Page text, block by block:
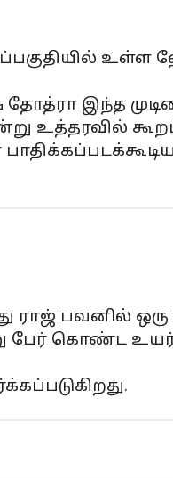
இந்த
உத்தரவில்
ராஜ் பவனில்
பேர் கொண்ட